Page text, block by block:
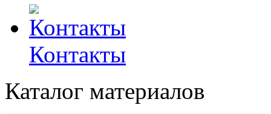
Контакты
Каталог материалов